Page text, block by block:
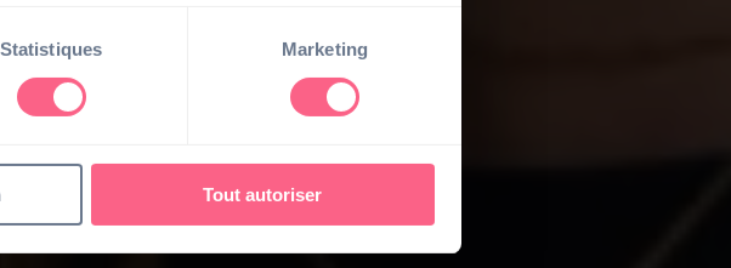
Statistiques Marketing
Tout autoriser